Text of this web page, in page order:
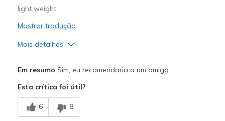
light weight
Mostrar tradução
Mais detalhes
Breathe Well
Stylish
Em resumo Sim, eu recomendaria a um amigo
Esta crítica foi útil?
6 8